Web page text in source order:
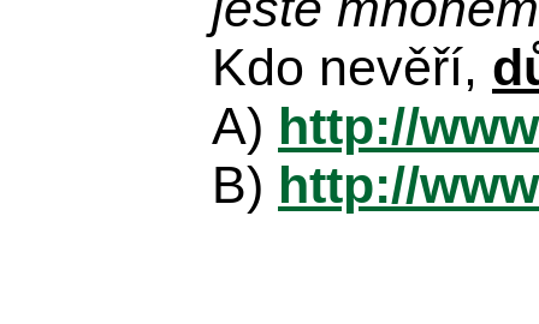
Kdo nevěří,
A) http://
B) http://